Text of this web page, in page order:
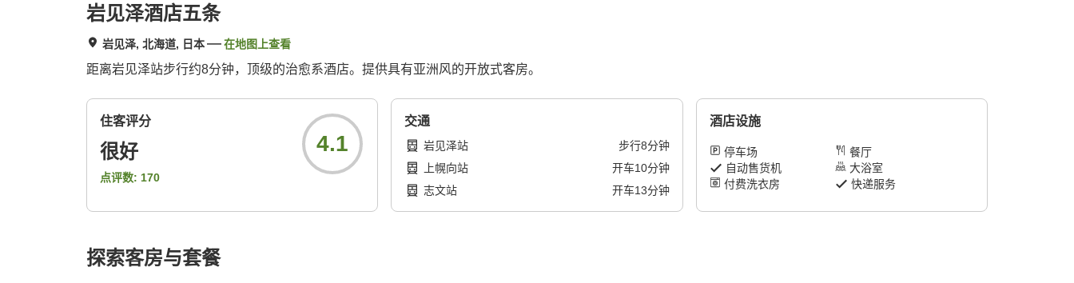
岩见泽酒店五条
岩见泽, 北海道, 日本 在地图上查看
距离岩见泽站步行约8分钟，顶级的治愈系酒店。提供具有亚洲风的开放式客房。
住客评分
很好
点评数: 170
4.1
交通
岩见泽站 步行8分钟
上幌向站
开车10分钟
志文站
开车13分钟
酒店设施
停车场
餐厅
自动售货机
大浴室
付费洗衣房
快递服务
探索客房与套餐